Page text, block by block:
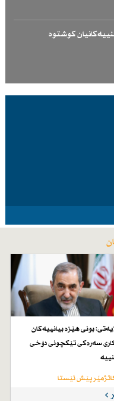
كوشتوە
بونی هێزە بیانییەكان
سەرەكی تێكچونی دۆخی